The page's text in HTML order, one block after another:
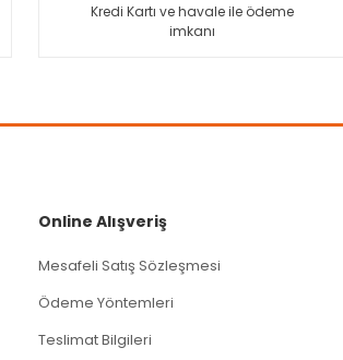
Kredi Kartı ve havale ile ödeme
imkanı
Online Alışveriş
Mesafeli Satış Sözleşmesi
Ödeme Yöntemleri
Teslimat Bilgileri